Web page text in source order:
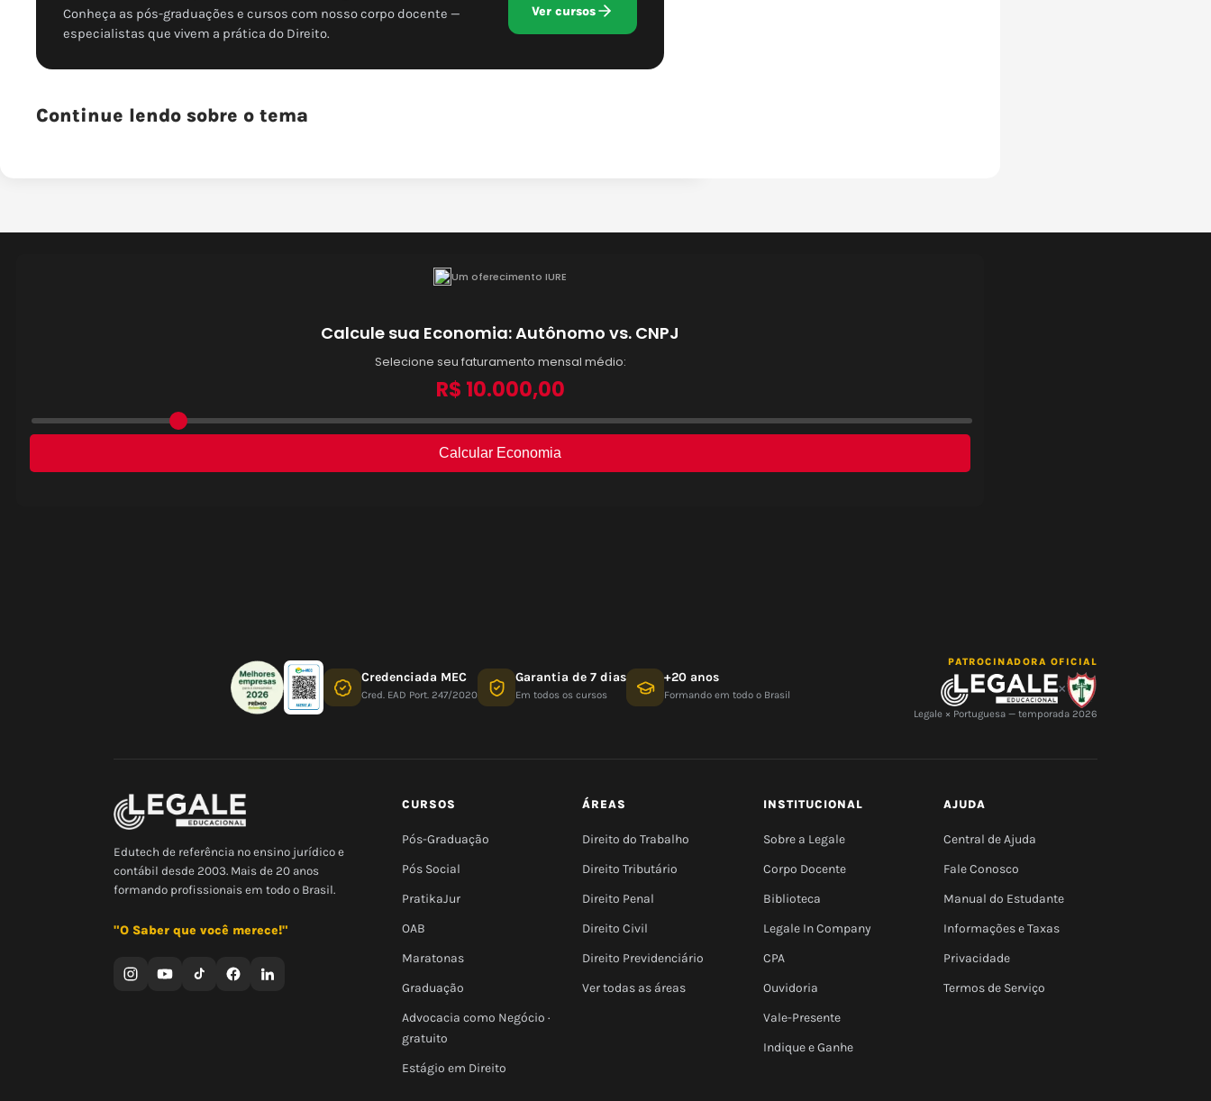
Conheça as pós-graduações e cursos com nosso corpo docente —
especialistas que vivem a prática do Direito.
Ver cursos
Continue lendo sobre o tema
Credenciada MEC
Cred. EAD Port. 247/2020
Garantia de 7 dias
Em todos os cursos
+20 anos
Formando em todo o Brasil
PATROCINADORA OFICIAL
×
Legale × Portuguesa — temporada 2026
Edutech de referência no ensino jurídico e
contábil desde 2003. Mais de 20 anos
formando profissionais em todo o Brasil.
"O Saber que você merece!"
CURSOS
Pós-Graduação
Pós Social
PratikaJur
OAB
Maratonas
Graduação
Advocacia como Negócio ·
gratuito
Estágio em Direito
ÁREAS
Direito do Trabalho
Direito Tributário
Direito Penal
Direito Civil
Direito Previdenciário
Ver todas as áreas
INSTITUCIONAL
Sobre a Legale
Corpo Docente
Biblioteca
Legale In Company
CPA
Ouvidoria
Vale-Presente
Indique e Ganhe
AJUDA
Central de Ajuda
Fale Conosco
Manual do Estudante
Informações e Taxas
Privacidade
Termos de Serviço